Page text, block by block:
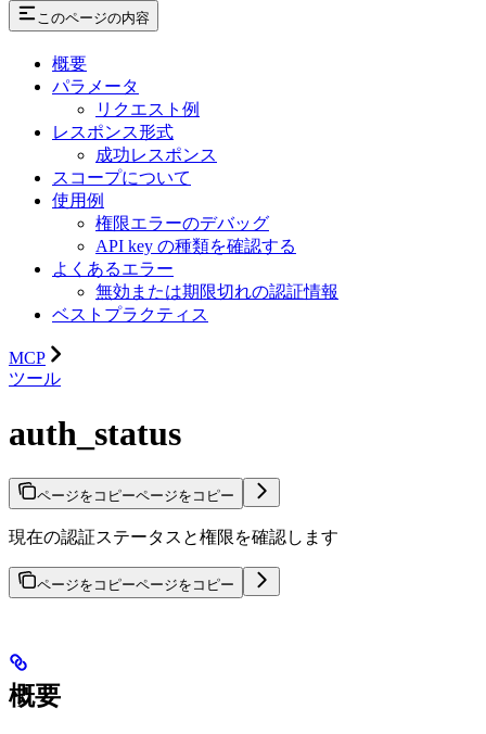
このページの内容
概要
パラメータ
リクエスト例
レスポンス形式
成功レスポンス
スコープについて
使用例
権限エラーのデバッグ
API key の種類を確認する
よくあるエラー
無効または期限切れの認証情報
ベストプラクティス
MCP
ツール
auth_status
ページをコピーページをコピー
現在の認証ステータスと権限を確認します
ページをコピーページをコピー
概要